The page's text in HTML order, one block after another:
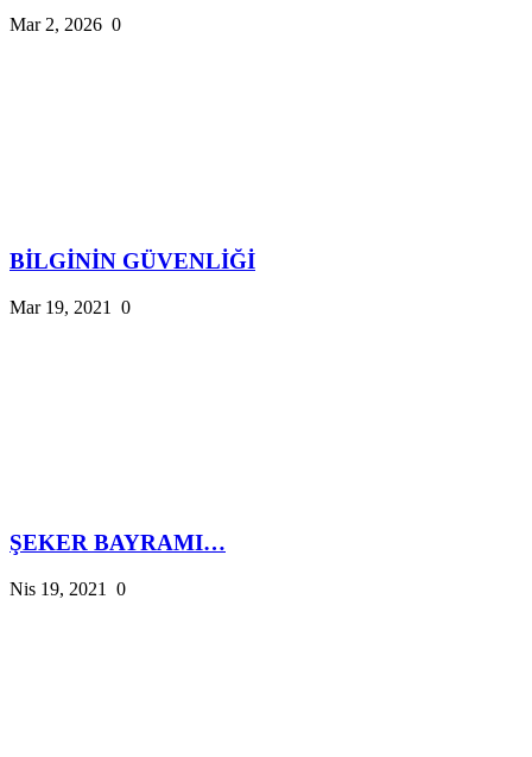
Mar 2, 2026 0
BİLGİNİN GÜVENLİĞİ
Mar 19, 2021 0
ŞEKER BAYRAMI…
Nis 19, 2021 0